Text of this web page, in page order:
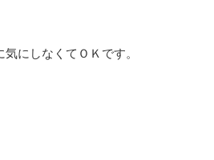
にしなくてＯＫです。